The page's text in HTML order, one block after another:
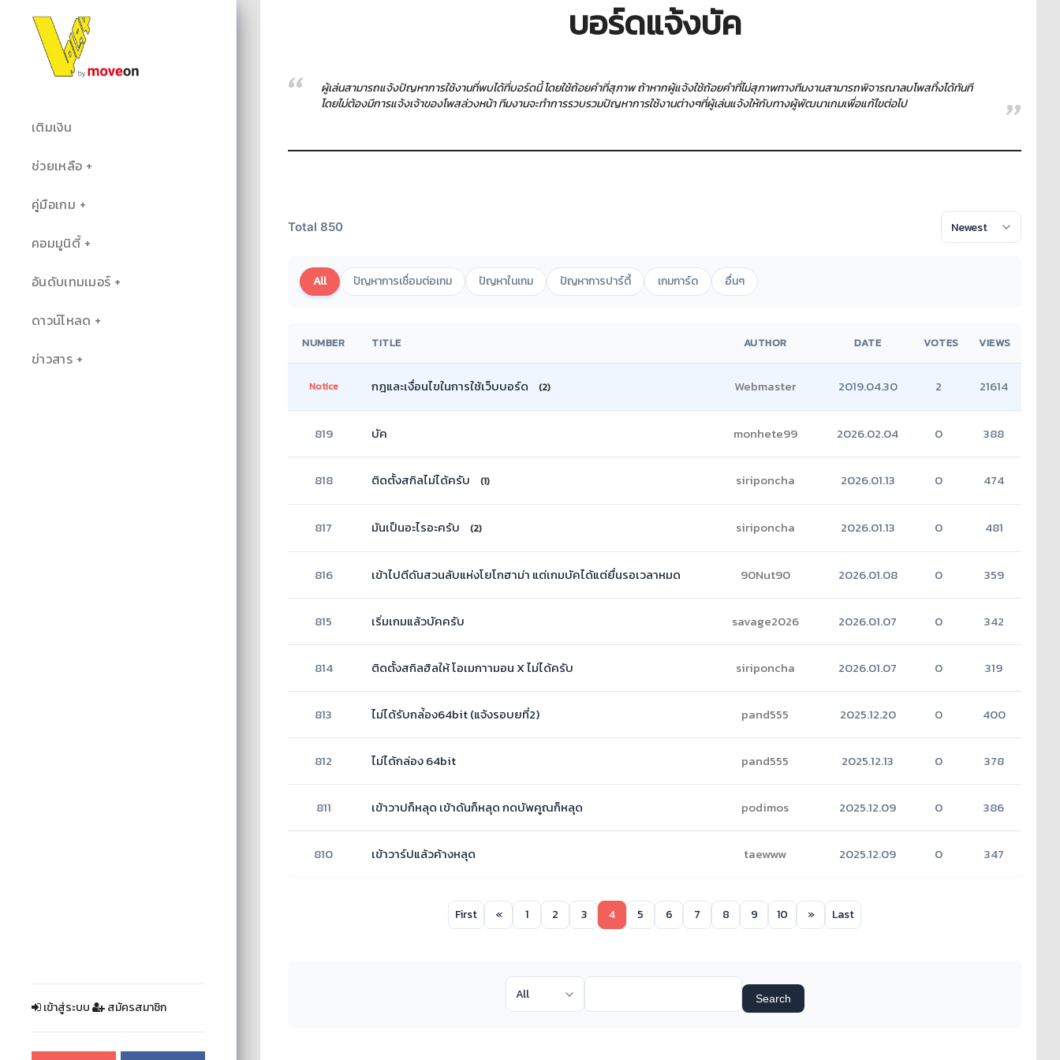
เติมเงิน
ช่วยเหลือ
คู่มือเกม
คอมมูนิตี้
อันดับเทมเมอร์
ดาวน์โหลด
ข่าวสาร
เข้าสู่ระบบ สมัครสมาชิก
บอร์ดแจ้งบัค
ผู้เล่นสามารถแจ้งปัญหาการใช้งานที่พบได้ที่บอร์ดนี้ โดยใช้ถ้อยคำที่สุภาพ ถ้าหากผู้แจ้งใช้ถ้อยคำที่ไม่สุภาพทางทีมงานสามารถพิจารณาลบโพสทิ้งได้ทันที
โดยไม่ต้องมีการแจ้งเจ้าของโพสล่วงหน้า ทีมงานจะทำการรวบรวมปัญหาการใช้งานต่างๆที่ผู้เล่นแจ้งให้กับทางผู้พัฒนาเกมเพื่อแก้ไขต่อไป
Total 850
All ปัญหาการเชื่อมต่อเกม ปัญหาในเกม ปัญหาการปาร์ตี้ เกมการ์ด อื่นๆ
NUMBER TITLE AUTHOR DATE VOTES VIEWS
Notice กฎและเงื่อนไขในการใช้เว็บบอร์ด (2) Webmaster 2019.04.30 2 21614
819 บัค monhete99 2026.02.04 0 388
818 ติดตั้งสกิลไม่ได้ครับ (1) siriponcha 2026.01.13 0 474
817 มันเป็นอะไรอะครับ (2) siriponcha 2026.01.13 0 481
816 เข้าไปตีดันสวนลับแห่งโยโกฮาม่า แต่เกมบัคได้แต่ยื่นรอเวลาหมด 90Nut90 2026.01.08 0 359
815 เริ่มเกมแล้วบัคครับ savage2026 2026.01.07 0 342
814 ติดตั้งสกิลฮิลให้ โอเมกาามอน X ไม่ได้ครับ siriponcha 2026.01.07 0 319
813 ไม่ได้รับกล่้อง64bit (แจ้งรอบยที่2) pand555 2025.12.20 0 400
812 ไม่ได้กล่อง 64bit pand555 2025.12.13 0 378
811 เข้าวาปก็หลุด เข้าดันก็หลุด กดบัพคูณก็หลุด podimos 2025.12.09 0 386
810 เข้าวาร์ปแล้วค้างหลุด taewww 2025.12.09 0 347
First « 1 2 3 4 5 6 7 8 9 10 » Last
Search